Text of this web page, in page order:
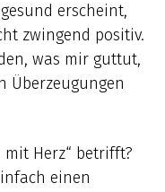
erscheint,
zwingend positiv.
was mir guttut,
Überzeugungen
Herz“ betrifft?
einen